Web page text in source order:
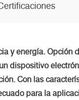
y energía. Opción
dispositivo
Con las
para la